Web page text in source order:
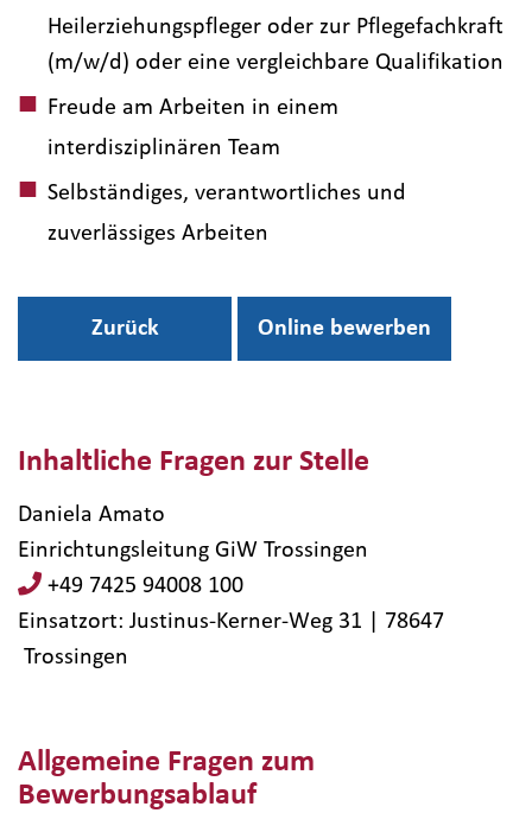
Heilerziehungspfleger oder zur Pflegefachkraft
(m/w/d) oder eine vergleichbare Qualifikation
Freude am Arbeiten in einem
interdisziplinären Team
Selbständiges, verantwortliches und
zuverlässiges Arbeiten
Inhaltliche Fragen zur Stelle
Daniela Amato
Einrichtungsleitung GiW Trossingen
+49 7425 94008 100
Einsatzort: Justinus-Kerner-Weg 31 | 78647​
Trossingen
Allgemeine Fragen zum
Bewerbungsablauf
Zurück Online bewerben